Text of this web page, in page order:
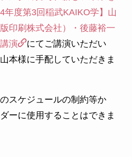
年度第3回稲武KAIKO学】山
印刷株式会社）・後藤裕一
演
にてご講演いただい
本様に手配していただきま
スケジュールの制約等か
ーに使用することはできま